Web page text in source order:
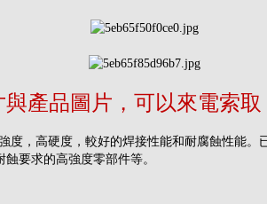
產品圖片，可以來電索取
度，高硬度，較好的焊接性能和耐腐蝕性能。
要求的高強度零部件等。